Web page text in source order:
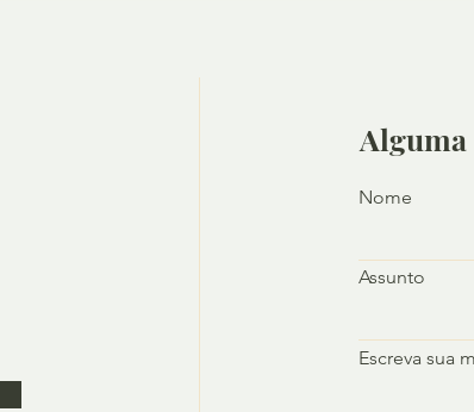
Alguma
Nome
Assunto
Escreva sua